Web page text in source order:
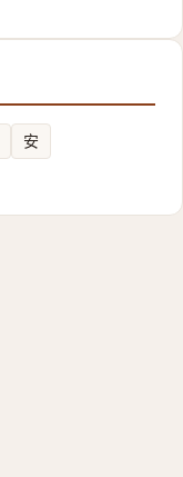
安